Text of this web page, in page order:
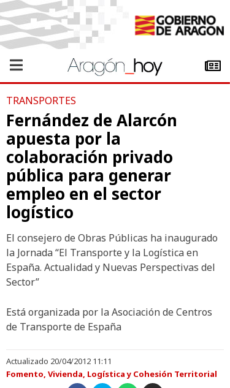
TRANSPORTES
Fernández de Alarcón
apuesta por la
colaboración privado
pública para generar
empleo en el sector
logístico
El consejero de Obras Públicas ha inaugurado
la Jornada “El Transporte y la Logística en
España. Actualidad y Nuevas Perspectivas del
Sector”
Está organizada por la Asociación de Centros
de Transporte de España
Actualizado 20/04/2012 11:11
Fomento, Vivienda, Logística y Cohesión Territorial